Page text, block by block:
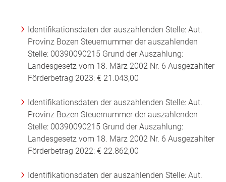
Identifikationsdaten der auszahlenden Stelle: Aut.
Provinz Bozen Steuernummer der auszahlenden
Stelle: 00390090215 Grund der Auszahlung:
Landesgesetz vom 18. März 2002 Nr. 6 Ausgezahlter
Förderbetrag 2023: € 21.043,00
Identifikationsdaten der auszahlenden Stelle: Aut.
Provinz Bozen Steuernummer der auszahlenden
Stelle: 00390090215 Grund der Auszahlung:
Landesgesetz vom 18. März 2002 Nr. 6 Ausgezahlter
Förderbetrag 2022: € 22.862,00
Identifikationsdaten der auszahlenden Stelle: Aut.